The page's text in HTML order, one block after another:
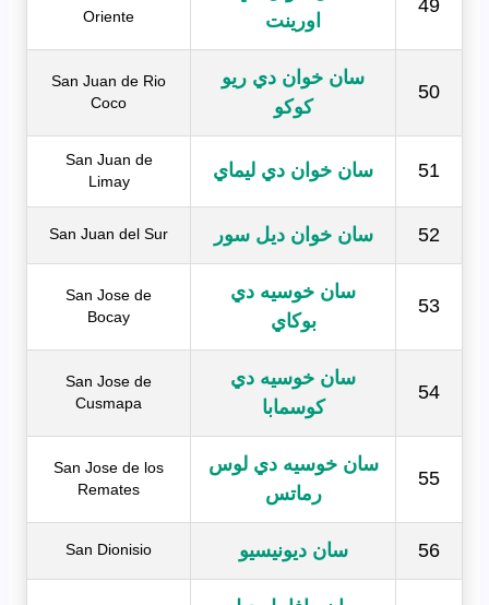
49
اورينت
Oriente
50
سان خوان دي ريو
كوكو
San Juan de Rio
Coco
51 سان خوان دي ليماي
San Juan de
Limay
52 سان خوان ديل سور San Juan del Sur
53
سان خوسيه دي
بوكاي
San Jose de
Bocay
54
سان خوسيه دي
كوسمابا
San Jose de
Cusmapa
55
سان خوسيه دي لوس
رماتس
San Jose de los
Remates
56 سان ديونيسيو San Dionisio